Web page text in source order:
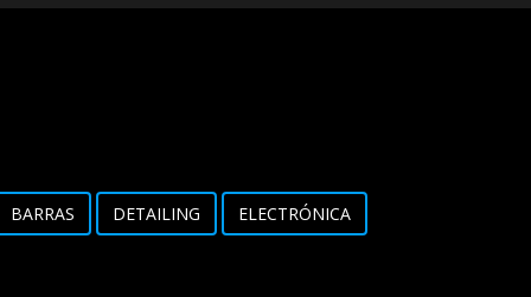
BARRAS DETAILING ELECTRÓNICA